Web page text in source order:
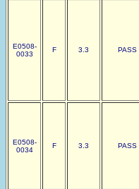
E0508-
0033
F 3.3 PASS
E0508-
0034
F 3.3 PASS